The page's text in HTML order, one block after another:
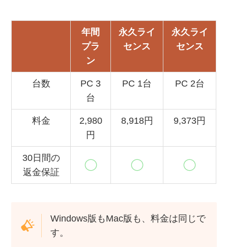
年間
プラ
ン
永久ライ
センス
永久ライ
センス
台数
PC 3
台
PC 1台 PC 2台
料金
2,980
円
8,918円 9,373円
30日間の
返金保証
Windows版もMac版も、料金は同じで
す。